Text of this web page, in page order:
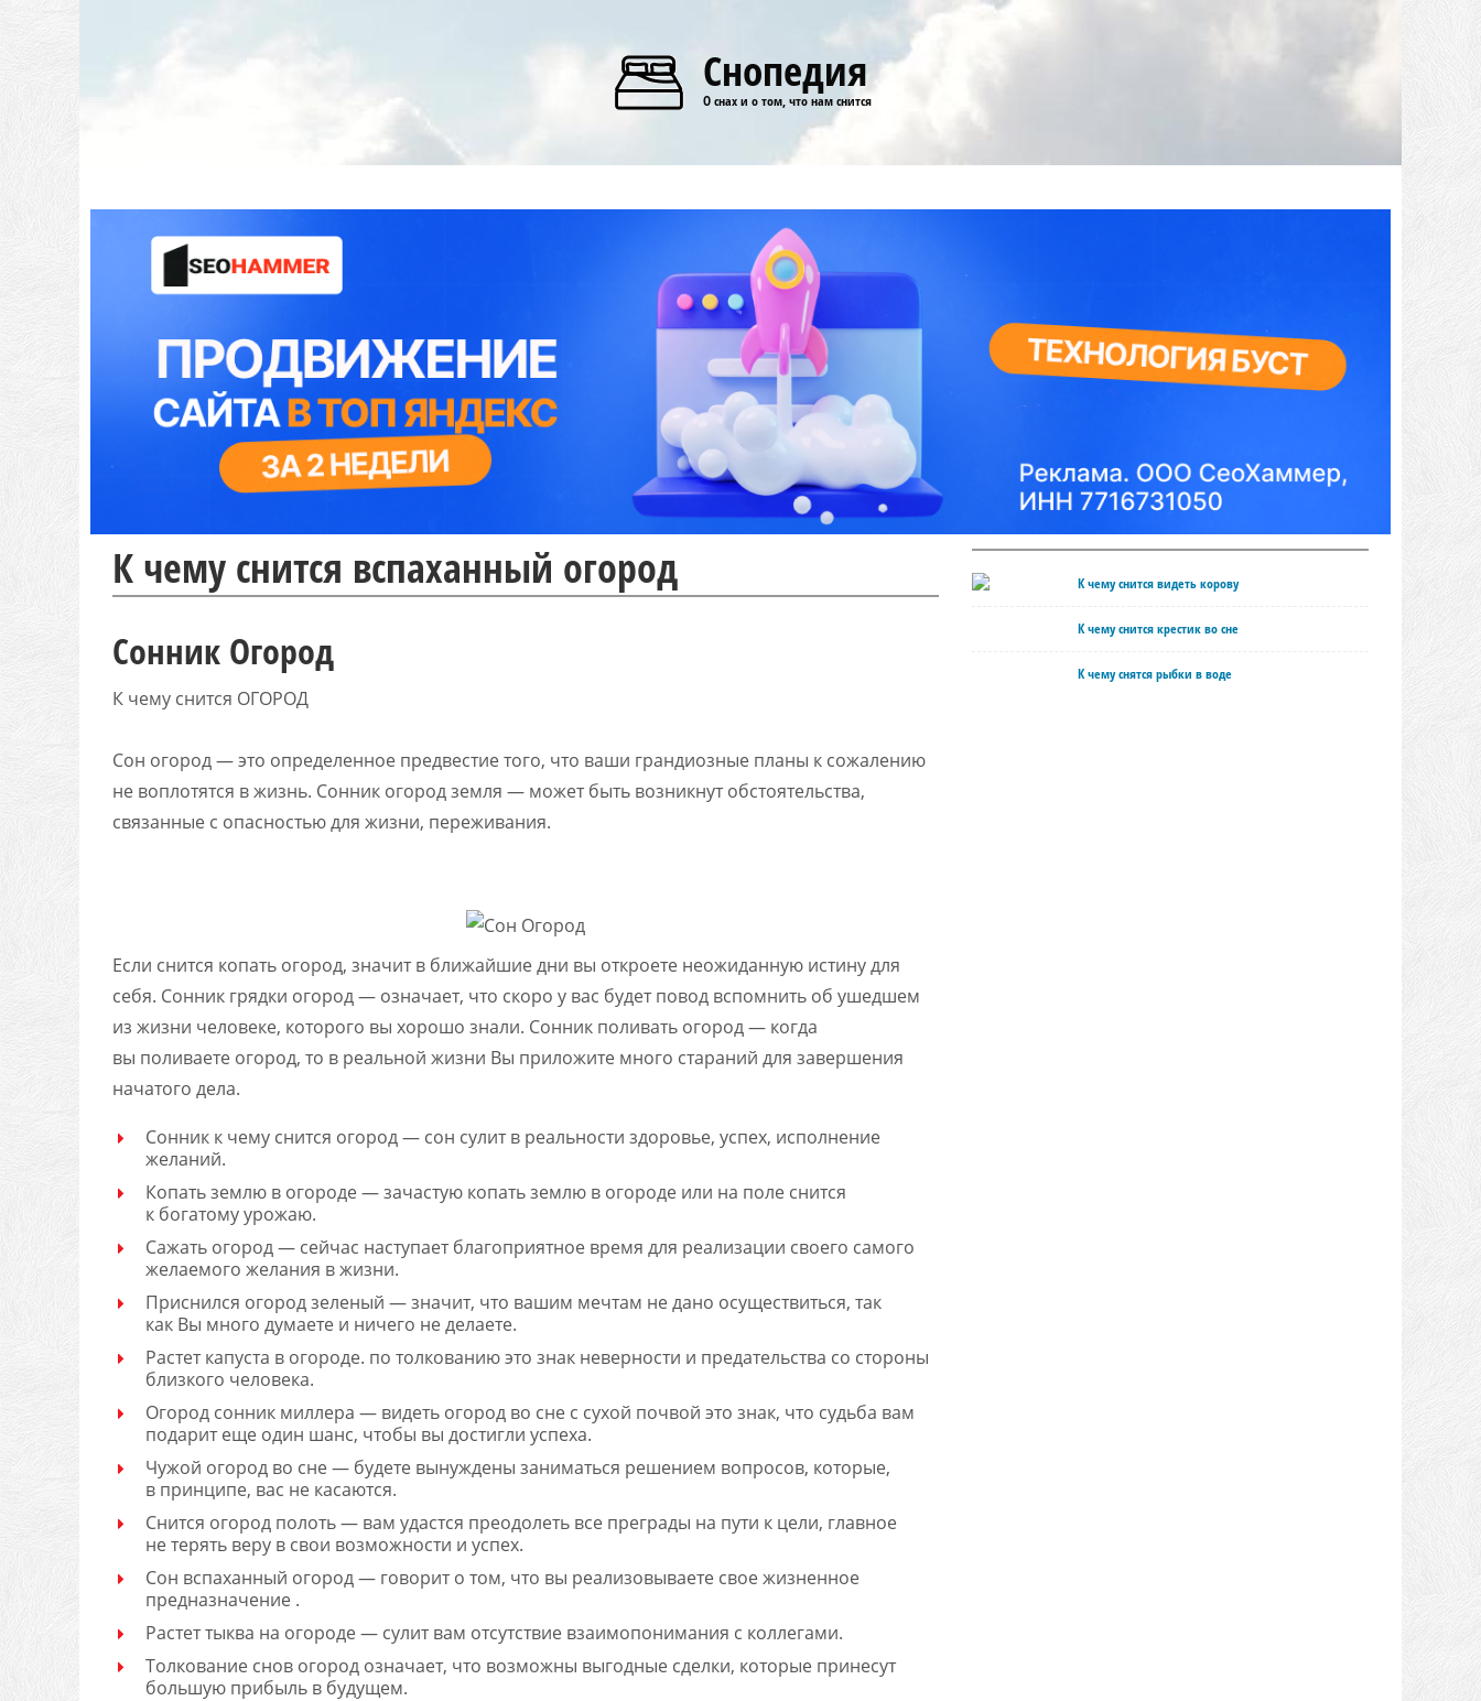
Снопедия
О снах и о том, что нам снится
К чему снится вспаханный огород
Сонник Огород
К чему снится ОГОРОД
Сон огород — это определенное предвестие того, что ваши грандиозные планы к сожалению
не воплотятся в жизнь. Сонник огород земля — может быть возникнут обстоятельства,
связанные с опасностью для жизни, переживания.
Если снится копать огород, значит в ближайшие дни вы откроете неожиданную истину для
себя. Сонник грядки огород — означает, что скоро у вас будет повод вспомнить об ушедшем
из жизни человеке, которого вы хорошо знали. Сонник поливать огород — когда
вы поливаете огород, то в реальной жизни Вы приложите много стараний для завершения
начатого дела.
Сонник к чему снится огород — сон сулит в реальности здоровье, успех, исполнение
желаний.
Копать землю в огороде — зачастую копать землю в огороде или на поле снится
к богатому урожаю.
Сажать огород — сейчас наступает благоприятное время для реализации своего самого
желаемого желания в жизни.
Приснился огород зеленый — значит, что вашим мечтам не дано осуществиться, так
как Вы много думаете и ничего не делаете.
Растет капуста в огороде. по толкованию это знак неверности и предательства со стороны
близкого человека.
Огород сонник миллера — видеть огород во сне с сухой почвой это знак, что судьба вам
подарит еще один шанс, чтобы вы достигли успеха.
Чужой огород во сне — будете вынуждены заниматься решением вопросов, которые,
в принципе, вас не касаются.
Снится огород полоть — вам удастся преодолеть все преграды на пути к цели, главное
не терять веру в свои возможности и успех.
Сон вспаханный огород — говорит о том, что вы реализовываете свое жизненное
предназначение .
Растет тыква на огороде — сулит вам отсутствие взаимопонимания с коллегами.
Толкование снов огород означает, что возможны выгодные сделки, которые принесут
большую прибыль в будущем.
К чему снится видеть корову
К чему снится крестик во сне
К чему снятся рыбки в воде